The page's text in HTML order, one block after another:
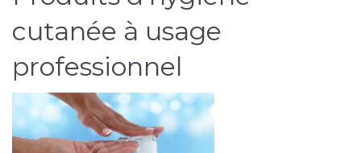
cutanée à usage
professionnel